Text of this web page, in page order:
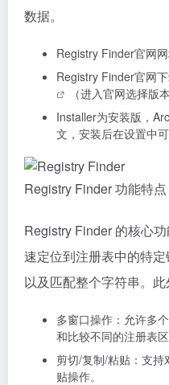
数据。
Registry Finder官网网
Registry Finder官网下
（进入官网选择版
Installer为安装版，
文，安装后在设置中
Registry Finder 功能特点
Registry Finder 的核心
速定位到注册表中的特
以及匹配整个字符串。
多窗口操作：允许多
和比较不同的注册表区
剪切/复制/粘贴：支
贴操作。